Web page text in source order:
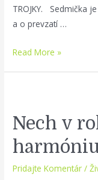
TROJKY. Sedmička
a o prevzatí …
Nech
vnútornou
zmenou,
ktorá
vás
Read More »
Nech v
Pridajte Komentár /